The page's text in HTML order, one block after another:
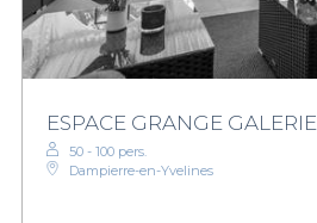
ESPACE GRANGE GALERIE
50 - 100 pers.
Dampierre-en-Yvelines